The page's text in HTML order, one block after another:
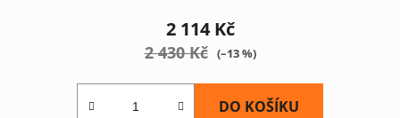
2 114 Kč
2 430 Kč (–13 %)
DO KOŠÍKU